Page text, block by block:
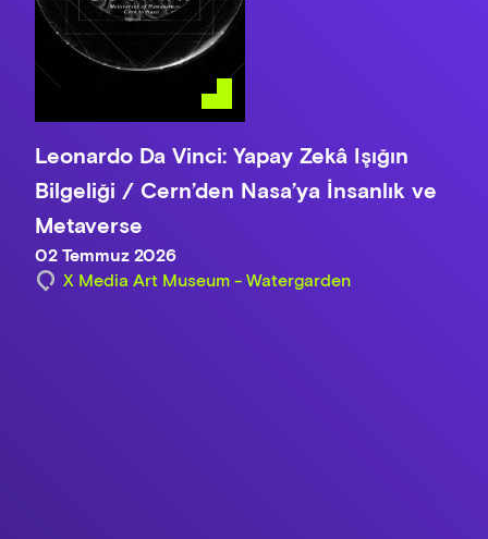
Leonardo Da Vinci: Yapay Zekâ Işığın
Bilgeliği / Cern’den Nasa’ya İnsanlık ve
Metaverse
02 Temmuz 2026
X Media Art Museum - Watergarden